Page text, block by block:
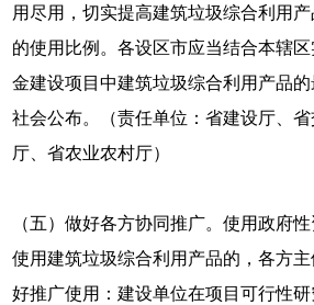
用尽用，切实提高建筑垃圾综合利用
的使用比例。各设区市应当结合本辖
金建设项目中建筑垃圾综合利用产品
社会公布。（责任单位：省建设厅、
厅、省农业农村厅）
（五）做好各方协同推广。使用政府
使用建筑垃圾综合利用产品的，各方
好推广使用：建设单位在项目可行性